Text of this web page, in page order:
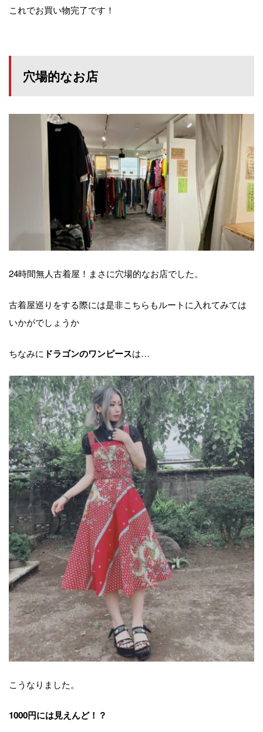
これでお買い物完了です！
穴場的なお店
24時間無人古着屋！まさに穴場的なお店でした。
古着屋巡りをする際には是非こちらもルートに入れてみては
いかがでしょうか
ちなみに ドラゴンのワンピースは…
こうなりました。
1000円には見えんど！？